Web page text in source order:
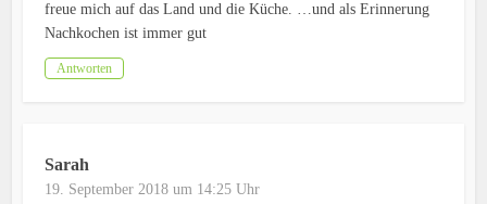
freue mich auf das Land und die Küche. …und als Erinnerung
Nachkochen ist immer gut
Antworten
Sarah
19. September 2018 um 14:25 Uhr